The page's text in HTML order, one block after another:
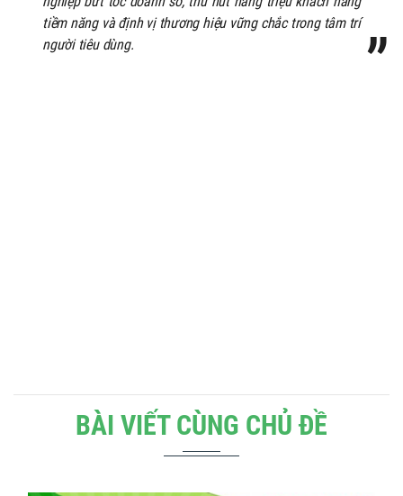
tiềm năng và định vị thương hiệu vững chắc trong tâm trí
người tiêu dùng.
BÀI VIẾT CÙNG CHỦ ĐỀ